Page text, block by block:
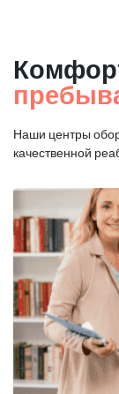
Наши центры
качественной